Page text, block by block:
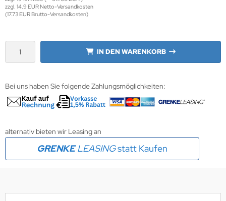
zzgl. 14.9 EUR Netto-Versandkosten
(17.73 EUR Brutto-Versandkosten)
IN DEN WARENKORB
Bei uns haben Sie folgende Zahlungsmöglichkeiten:
alternativ bieten wir Leasing an
GRENKELEASINGstatt Kaufen
GmbH